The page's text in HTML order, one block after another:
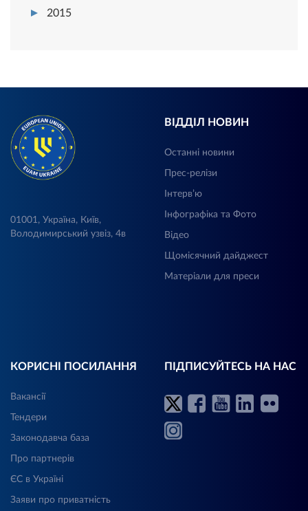
2015
01001, Україна, Київ,
Володимирський узвіз, 4в
ВІДДІЛ НОВИН
Останні новини
Прес-релізи
Інтерв’ю
Інфографіка та Фото
Відео
Щомісячний дайджест
Матеріали для преси
КОРИСНІ ПОСИЛАННЯ
Вакансії
Тендери
Законодавча база
Про партнерів
ЄС в Україні
Заяви про приватність
ПІДПИСУЙТЕСЬ НА НАС